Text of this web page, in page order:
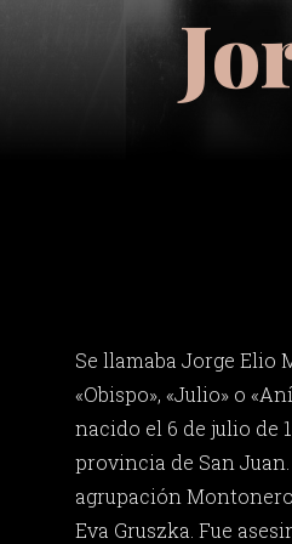
Se llamaba Jorge Elio
«Obispo», «Julio» o
nacido el 6 de julio de
provincia de San
agrupación
Eva Gruszka. Fue